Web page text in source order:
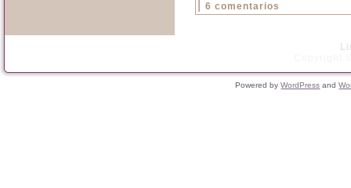
6 comentarios
Powered byWordPress and